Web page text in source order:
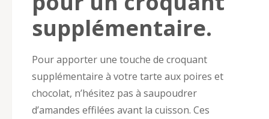
supplémentaire.
Pour apporter une touche de croquant
supplémentaire à votre tarte aux poires et
chocolat, n’hésitez pas à saupoudrer
d’amandes effilées avant la cuisson. Ces